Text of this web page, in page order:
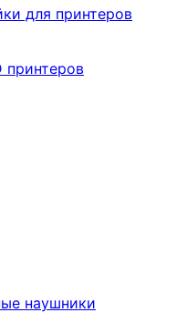
для принтеров
принтеров
наушники